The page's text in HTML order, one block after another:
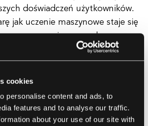
cookies
personalise content and ads, to
features and to analyse our traffic.
about your use of our site with
doświadczeń użytkowników.
jak uczenie maszynowe staje się
i powszechne,
się większego nacisku na
i odpowiedzialne wykorzystanie
uczenia maszynowego
rośnie świadomość